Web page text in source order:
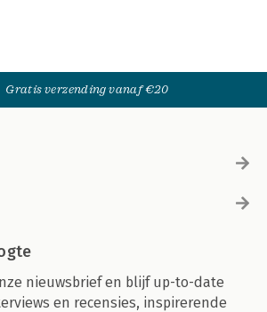
Gratis verzending vanaf €20
nieuwsbrief en blijf up-to-date
en recensies, inspirerende